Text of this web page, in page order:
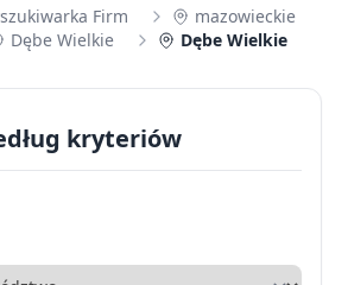
Firm
mazowieckie
Dębe Wielkie Dębe Wielkie
kryteriów